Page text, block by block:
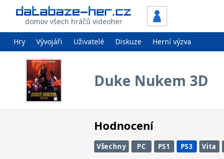
domov všech hráčů videoher
Hry Vývojáři Uživatelé Diskuze Herní výzva
Duke Nukem 3D
Hodnocení
Všechny PC PS1 PS3 Vita